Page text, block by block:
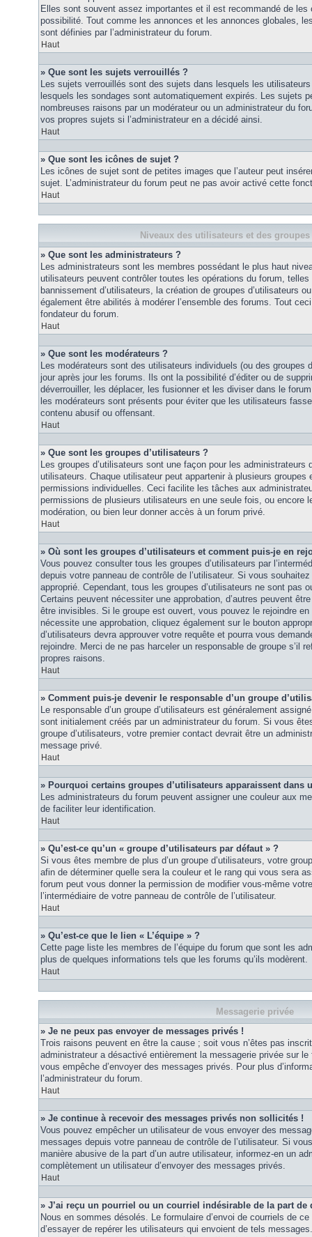
Elles sont souvent assez importantes et il est recommandé de
possibilité. Tout comme les annonces et les annonces globales,
sont définies par l’administrateur du forum.
Haut
» Que sont les sujets verrouillés ?
Les sujets verrouillés sont des sujets dans lesquels les
lesquels les sondages sont automatiquement expirés. Les sujets
nombreuses raisons par un modérateur ou un administrateur du
vos propres sujets si l’administrateur en a décidé ainsi.
Haut
» Que sont les icônes de sujet ?
Les icônes de sujet sont de petites images que l’auteur peut
sujet. L’administrateur du forum peut ne pas avoir activé cette
Haut
Niveaux des utilisateurs et des
» Que sont les administrateurs ?
Les administrateurs sont les membres possédant le plus haut
utilisateurs peuvent contrôler toutes les opérations du forum,
bannissement d’utilisateurs, la création de groupes d’utilisateurs
également être abilités à modérer l’ensemble des forums. Tout
fondateur du forum.
Haut
» Que sont les modérateurs ?
Les modérateurs sont des utilisateurs individuels (ou des groupes
jour après jour les forums. Ils ont la possibilité d’éditer ou de
déverrouiller, les déplacer, les fusionner et les diviser dans le
les modérateurs sont présents pour éviter que les utilisateurs
contenu abusif ou offensant.
Haut
» Que sont les groupes d’utilisateurs ?
Les groupes d’utilisateurs sont une façon pour les administrateurs
utilisateurs. Chaque utilisateur peut appartenir à plusieurs groupes
permissions individuelles. Ceci facilite les tâches aux
permissions de plusieurs utilisateurs en une seule fois, ou encore
modération, ou bien leur donner accès à un forum privé.
Haut
» Où sont les groupes d’utilisateurs et comment puis-je en
Vous pouvez consulter tous les groupes d’utilisateurs par
depuis votre panneau de contrôle de l’utilisateur. Si vous
approprié. Cependant, tous les groupes d’utilisateurs ne sont pas
Certains peuvent nécessiter une approbation, d’autres peuvent
être invisibles. Si le groupe est ouvert, vous pouvez le rejoindre en
nécessite une approbation, cliquez également sur le bouton
d’utilisateurs devra approuver votre requête et pourra vous
rejoindre. Merci de ne pas harceler un responsable de groupe s’il
propres raisons.
Haut
» Comment puis-je devenir le responsable d’un groupe
Le responsable d’un groupe d’utilisateurs est généralement
sont initialement créés par un administrateur du forum. Si vous
groupe d’utilisateurs, votre premier contact devrait être un
message privé.
Haut
» Pourquoi certains groupes d’utilisateurs apparaissent dans
Les administrateurs du forum peuvent assigner une couleur aux
de faciliter leur identification.
Haut
» Qu’est-ce qu’un « groupe d’utilisateurs par défaut » ?
Si vous êtes membre de plus d’un groupe d’utilisateurs, votre
afin de déterminer quelle sera la couleur et le rang qui vous sera
forum peut vous donner la permission de modifier vous-même
l’intermédiaire de votre panneau de contrôle de l’utilisateur.
Haut
» Qu’est-ce que le lien « L’équipe » ?
Cette page liste les membres de l’équipe du forum que sont les
plus de quelques informations tels que les forums qu’ils modèrent.
Haut
Messagerie privée
» Je ne peux pas envoyer de messages privés !
Trois raisons peuvent en être la cause ; soit vous n’êtes pas
administrateur a désactivé entièrement la messagerie privée sur
vous empêche d’envoyer des messages privés. Pour plus
l’administrateur du forum.
Haut
» Je continue à recevoir des messages privés non sollicités !
Vous pouvez empêcher un utilisateur de vous envoyer des
messages depuis votre panneau de contrôle de l’utilisateur. Si
manière abusive de la part d’un autre utilisateur, informez-en un
complètement un utilisateur d’envoyer des messages privés.
Haut
» J’ai reçu un pourriel ou un courriel indésirable de la part de
Nous en sommes désolés. Le formulaire d’envoi de courriels de
d’essayer de repérer les utilisateurs qui envoient de tels